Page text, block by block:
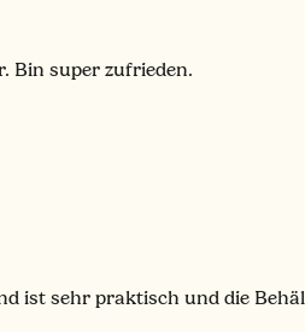
Bin super zufrieden.
ist sehr praktisch und die